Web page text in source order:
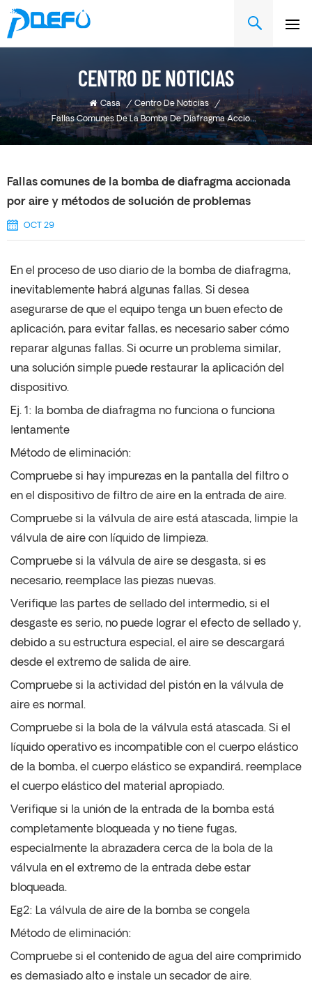
CENTRO DE NOTICIAS
Casa / Centro De Noticias
/
Fallas Comunes De La Bomba De Diafragma Accionada Por Aire Y Métodos De Solución De Problemas
Fallas comunes de la bomba de diafragma accionada
por aire y métodos de solución de problemas
OCT 29
En el proceso de uso diario de la bomba de diafragma,
inevitablemente habrá algunas fallas. Si desea
asegurarse de que el equipo tenga un buen efecto de
aplicación, para evitar fallas, es necesario saber cómo
reparar algunas fallas. Si ocurre un problema similar,
una solución simple puede restaurar la aplicación del
dispositivo.
Ej. 1: la bomba de diafragma no funciona o funciona
lentamente
Método de eliminación:
Compruebe si hay impurezas en la pantalla del filtro o
en el dispositivo de filtro de aire en la entrada de aire.
Compruebe si la válvula de aire está atascada, limpie la
válvula de aire con líquido de limpieza.
Compruebe si la válvula de aire se desgasta, si es
necesario, reemplace las piezas nuevas.
Verifique las partes de sellado del intermedio, si el
desgaste es serio, no puede lograr el efecto de sellado y,
debido a su estructura especial, el aire se descargará
desde el extremo de salida de aire.
Compruebe si la actividad del pistón en la válvula de
aire es normal.
Compruebe si la bola de la válvula está atascada. Si el
líquido operativo es incompatible con el cuerpo elástico
de la bomba, el cuerpo elástico se expandirá, reemplace
el cuerpo elástico del material apropiado.
Verifique si la unión de la entrada de la bomba está
completamente bloqueada y no tiene fugas,
especialmente la abrazadera cerca de la bola de la
válvula en el extremo de la entrada debe estar
bloqueada.
Eg2: La válvula de aire de la bomba se congela
Método de eliminación:
Compruebe si el contenido de agua del aire comprimido
es demasiado alto e instale un secador de aire.